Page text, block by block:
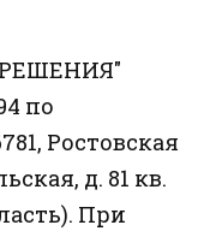
по
Ростовская
д. 81 кв.
При